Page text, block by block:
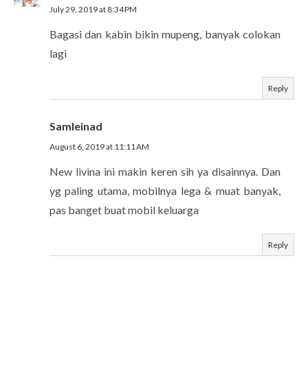
July 29, 2019 at 8:34 PM
Bagasi dan kabin bikin mupeng, banyak colokan
lagi
Reply
Samleinad
August 6, 2019 at 11:11 AM
New livina ini makin keren sih ya disainnya. Dan
yg paling utama, mobilnya lega & muat banyak,
pas banget buat mobil keluarga
Reply